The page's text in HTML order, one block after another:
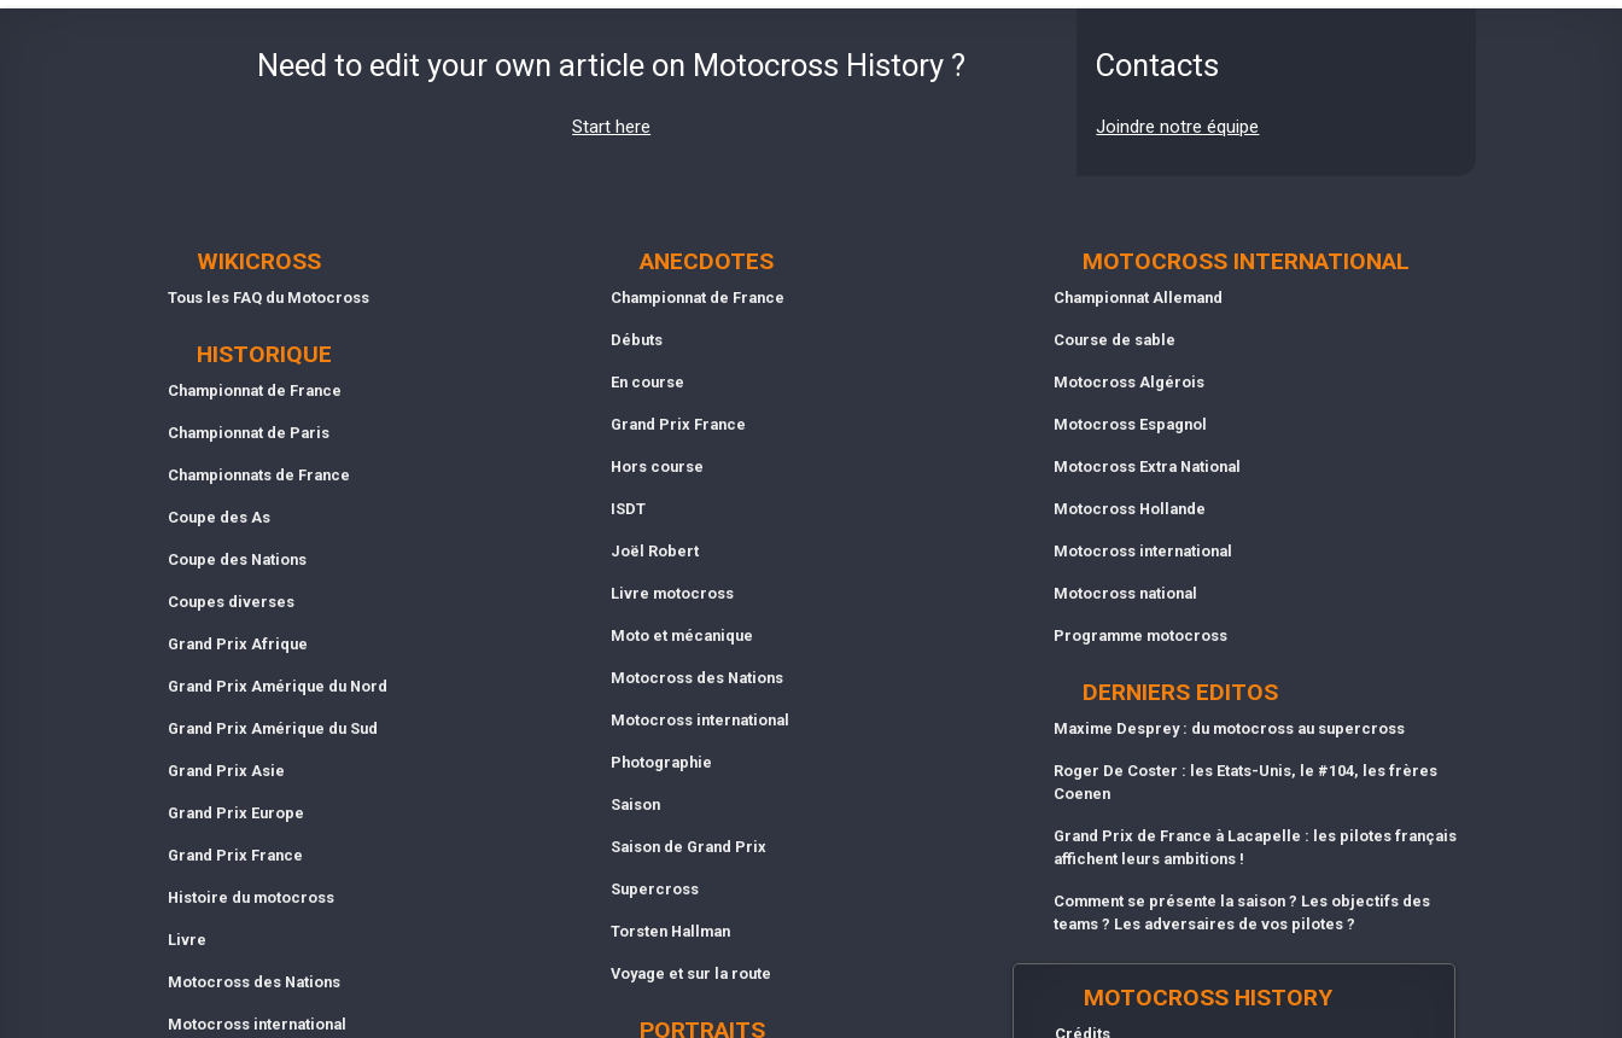
Need to edit your own article on Motocross History ?
Start here
Contacts
Joindre notre équipe
WIKICROSS
Tous les FAQ du Motocross
HISTORIQUE
Championnat de France
Championnat de Paris
Championnats de France
Coupe des As
Coupe des Nations
Coupes diverses
Grand Prix Afrique
Grand Prix Amérique du Nord
Grand Prix Amérique du Sud
Grand Prix Asie
Grand Prix Europe
Grand Prix France
Histoire du motocross
Livre
Motocross des Nations
Motocross international
ANECDOTES
Championnat de France
Débuts
En course
Grand Prix France
Hors course
ISDT
Joël Robert
Livre motocross
Moto et mécanique
Motocross des Nations
Motocross international
Photographie
Saison
Saison de Grand Prix
Supercross
Torsten Hallman
Voyage et sur la route
PORTRAITS
MOTOCROSS INTERNATIONAL
Championnat Allemand
Course de sable
Motocross Algérois
Motocross Espagnol
Motocross Extra National
Motocross Hollande
Motocross international
Motocross national
Programme motocross
DERNIERS EDITOS
Maxime Desprey : du motocross au supercross
Roger De Coster : les Etats-Unis, le #104, les frères
Coenen
Grand Prix de France à Lacapelle : les pilotes français
affichent leurs ambitions !
Comment se présente la saison ? Les objectifs des
teams ? Les adversaires de vos pilotes ?
MOTOCROSS HISTORY
Crédits